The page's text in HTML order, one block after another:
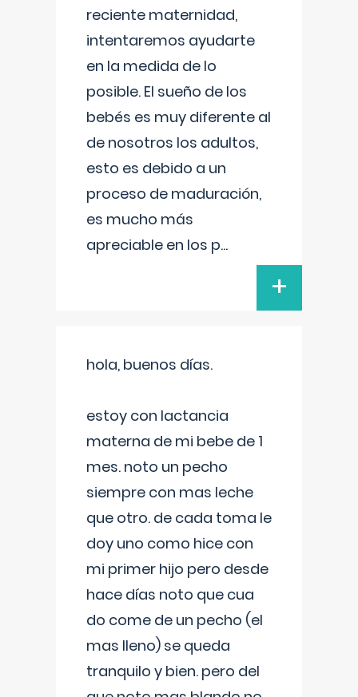
reciente maternidad,
intentaremos ayudarte
en la medida de lo
posible. El sueño de los
bebés es muy diferente al
de nosotros los adultos,
esto es debido a un
proceso de maduración,
es mucho más
apreciable en los p...
+
hola, buenos días.
estoy con lactancia
materna de mi bebe de 1
mes. noto un pecho
siempre con mas leche
que otro. de cada toma le
doy uno como hice con
mi primer hijo pero desde
hace días noto que cua
do come de un pecho (el
mas lleno) se queda
tranquilo y bien. pero del